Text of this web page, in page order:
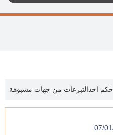
حكم اخذالتبرعات من جهات مشبوهة